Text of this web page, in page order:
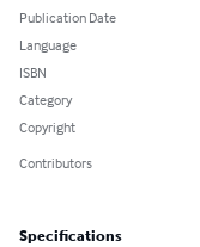
Publication Date
Language
ISBN
Category
Copyright
Contributors
Specifications